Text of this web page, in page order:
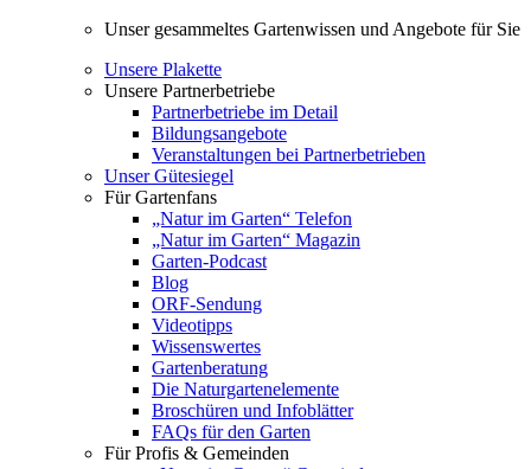
Unser gesammeltes Gartenwissen und Angebote für Sie
Unsere Plakette
Unsere Partnerbetriebe
Partnerbetriebe im Detail
Bildungsangebote
Veranstaltungen bei Partnerbetrieben
Unser Gütesiegel
Für Gartenfans
„Natur im Garten“ Telefon
„Natur im Garten“ Magazin
Garten-Podcast
Blog
ORF-Sendung
Videotipps
Wissenswertes
Gartenberatung
Die Naturgartenelemente
Broschüren und Infoblätter
FAQs für den Garten
Für Profis & Gemeinden